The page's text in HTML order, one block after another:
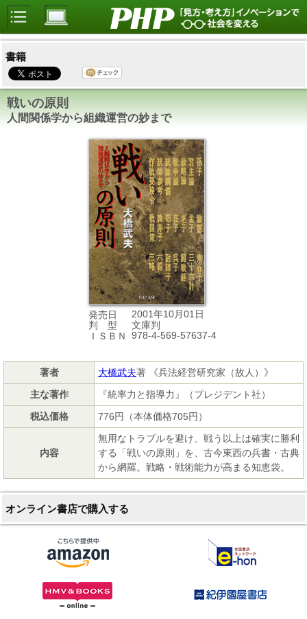
書籍
戦いの原則
人間関係学から組織運営の妙まで
発売日
2001年10月01日
判 型
文庫判
ＩＳＢＮ
978-4-569-57637-4
著者 大橋武夫著 《兵法経営研究家（故人）》
主な著作
『統率力と指導力』（プレジデント社）
税込価格
776円（本体価格705円）
内容
無用なトラブルを避け、戦う以上は確実に勝利
する「戦いの原則」を、古今東西の兵書・古典
から網羅。戦略・戦術能力が高まる知恵袋。
オンライン書店で購入する